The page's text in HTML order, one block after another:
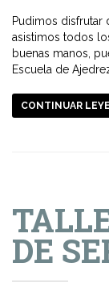
Pudimos disfrutar
asistimos todos
buenas manos,
Escuela de
CONTINUAR
DE